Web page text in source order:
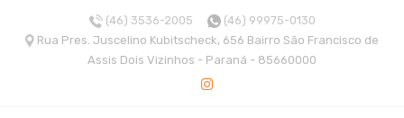
(46) 3536-2005
(46) 99975-0130
Rua Pres. Juscelino Kubitscheck, 656 Bairro São Francisco de
Assis Dois Vizinhos - Paraná - 85660000